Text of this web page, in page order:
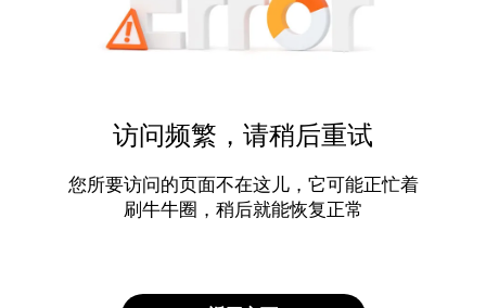
访问频繁，请稍后重试
您所要访问的页面不在这儿，它可能正忙着
刷牛牛圈，稍后就能恢复正常